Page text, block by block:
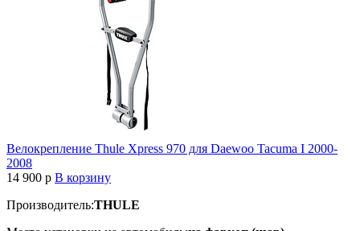
Велокрепление Thule Xpress 970 для Daewoo Tacuma I 2000-
2008
14 900 p В корзину
Производитель:THULE